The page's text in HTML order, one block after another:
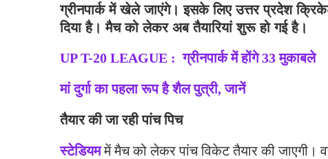
ग्रीनपार्क में खेले जाएंगे। इसके लिए उत्तर प्रदेश
दिया है। मैच को लेकर अब तैयारियां शुरू हो गई है।
UP T-20 LEAGUE : ग्रीनपार्क में होंगे 33 मुकाबले
मां दुर्गा का पहला रूप है शैल पुत्री, जानें
तैयार की जा रही पांच पिच
स्टेडियममें मैच को लेकर पांच विकेट तैयार की जाएगी।